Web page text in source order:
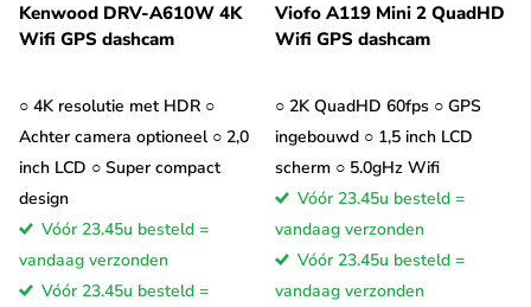
Kenwood DRV-A610W 4K
Wifi GPS dashcam
○ 4K resolutie met HDR ○
Achter camera optioneel ○ 2,0
inch LCD ○ Super compact
design
Vóór 23.45u besteld =
vandaag verzonden
Vóór 23.45u besteld =
Viofo A119 Mini 2 QuadHD
Wifi GPS dashcam
○ 2K QuadHD 60fps ○ GPS
ingebouwd ○ 1,5 inch LCD
scherm ○ 5.0gHz Wifi
Vóór 23.45u besteld =
vandaag verzonden
Vóór 23.45u besteld =
vandaag verzonden